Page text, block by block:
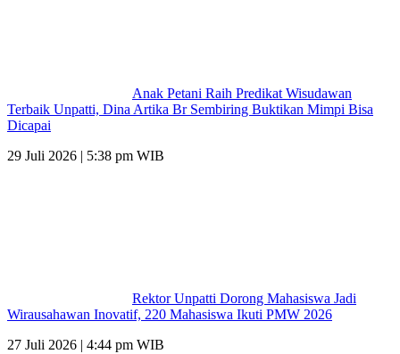
Anak Petani Raih Predikat Wisudawan
Terbaik Unpatti, Dina Artika Br Sembiring Buktikan Mimpi Bisa
Dicapai
29 Juli 2026 | 5:38 pm WIB
Rektor Unpatti Dorong Mahasiswa Jadi
Wirausahawan Inovatif, 220 Mahasiswa Ikuti PMW 2026
27 Juli 2026 | 4:44 pm WIB